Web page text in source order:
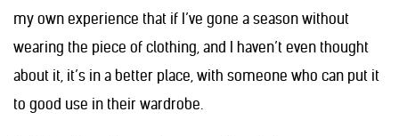
my own experience that if I’ve gone a season without
wearing the piece of clothing, and I haven’t even thought
about it, it’s in a better place, with someone who can put it
to good use in their wardrobe.